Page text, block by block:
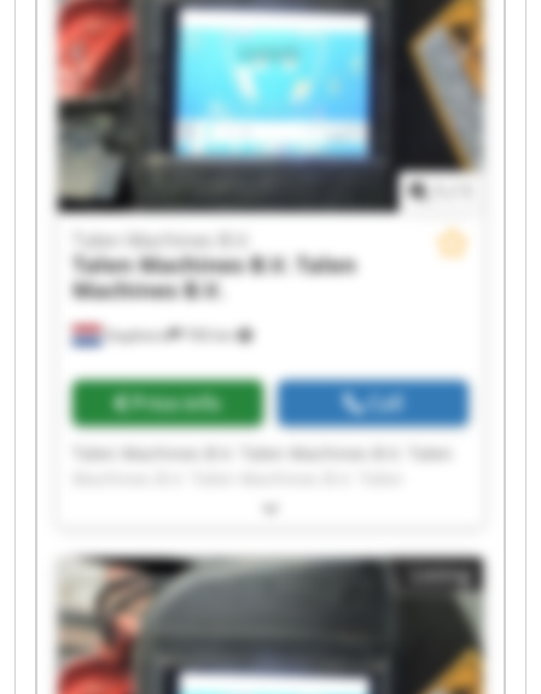
Machines B.V. Talen Machines B.V.
Staphorst 700 km
Talen Machines B.V.
Talen Machines B.V. Talen
Machines B.V.
Price info Call
Talen Machines B.V. Talen Machines B.V. Talen
Machines B.V. Talen Machines B.V. Talen
Machines B.V. Talen Machines B.V. Talen
Machines B.V. Talen Machines B.V. Talen
Machines B.V. Talen Machines B.V. Talen
Machines B.V. Talen Machines B.V. Talen
Machines B.V. Talen Machines B.V. Talen
Machines B.V. Talen Machines B.V.
Listing